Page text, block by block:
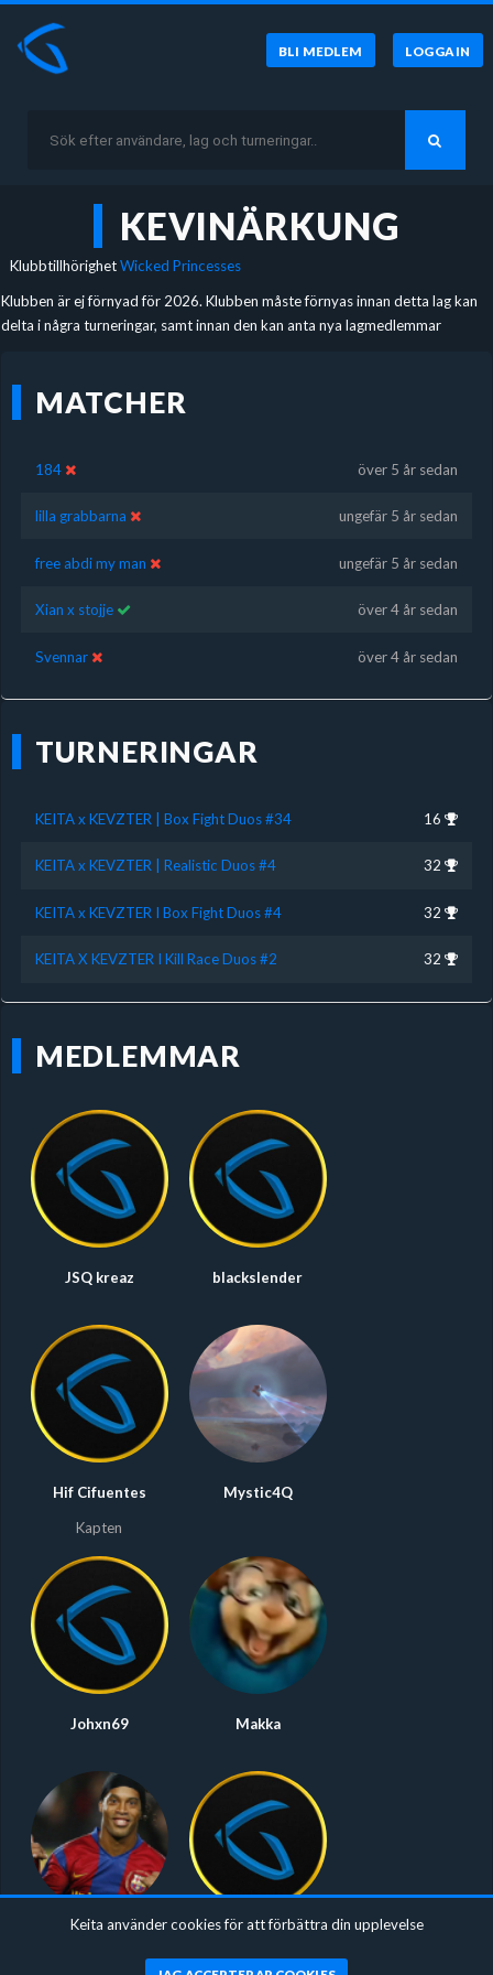
BLI MEDLEM LOGGA IN
KEVINÄRKUNG
KlubbtillhörighetWicked Princesses
Klubben är ej förnyad för 2026. Klubben måste förnyas innan detta lag kan
delta i några turneringar, samt innan den kan anta nya lagmedlemmar
MATCHER
184 över 5 år sedan
lilla grabbarna ungefär 5 år sedan
free abdi my man ungefär 5 år sedan
Xian x stojje över 4 år sedan
Svennar över 4 år sedan
TURNERINGAR
KEITA x KEVZTER | Box Fight Duos #34 16
KEITA x KEVZTER | Realistic Duos #4 32
KEITA x KEVZTER I Box Fight Duos #4 32
KEITA X KEVZTER I Kill Race Duos #2 32
MEDLEMMAR
JSQ kreaz blackslender
Hif Cifuentes
Kapten
Mystic4Q
Johxn69 Makka
Keita använder cookies för att förbättra din upplevelse